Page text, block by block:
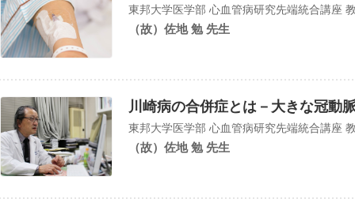
東邦大学医学部 心血管病研究先端統合講座
（故）佐地 勉 先生
川崎病の合併症とは－大きな冠動
東邦大学医学部 心血管病研究先端統合講座
（故）佐地 勉 先生